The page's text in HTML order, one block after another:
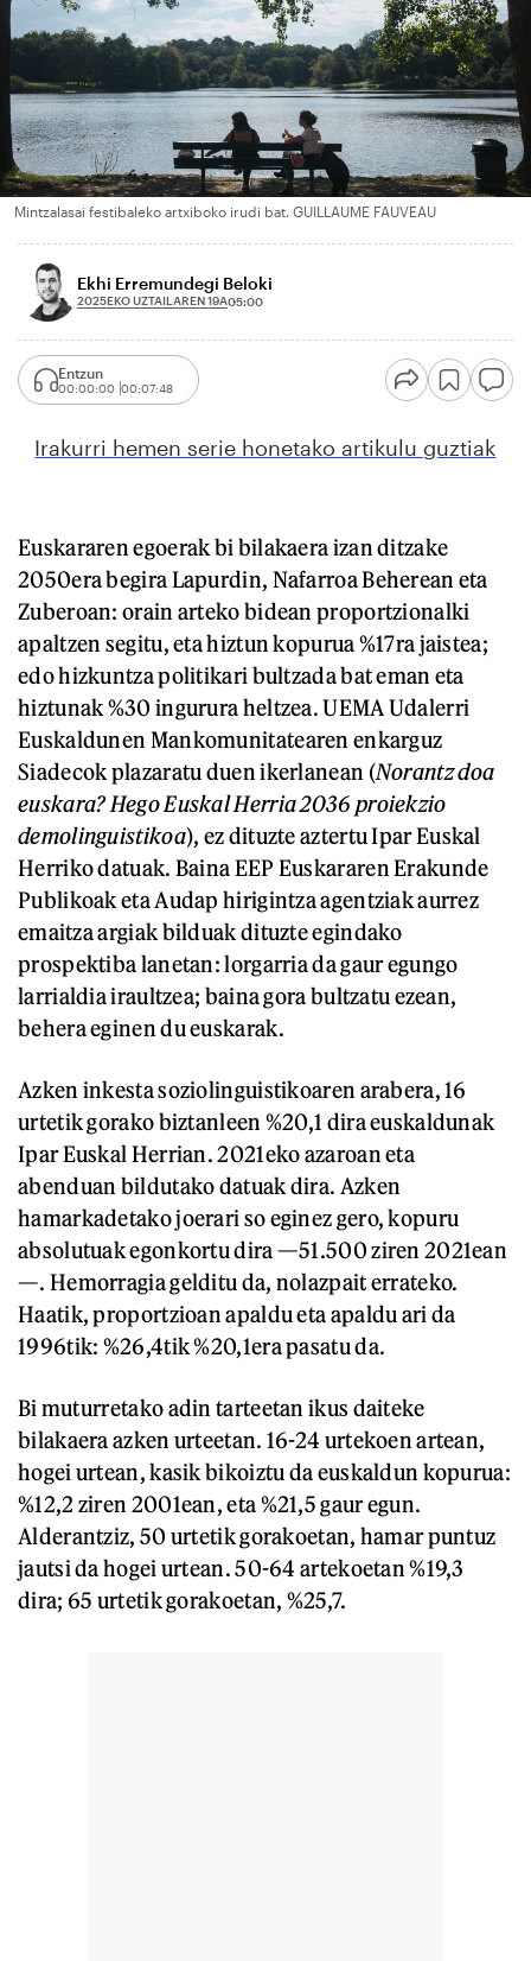
Mintzalasai festibaleko artxiboko irudi bat. GUILLAUME FAUVEAU
Ekhi Erremundegi Beloki
2025EKO UZTAILAREN 19A05:00
Entzun
00:00:00 00:07:48
Irakurri hemen serie honetako artikulu guztiak
Euskararen egoerak bi bilakaera izan ditzake
2050era begira Lapurdin, Nafarroa Beherean eta
Zuberoan: orain arteko bidean proportzionalki
apaltzen segitu, eta hiztun kopurua %17ra jaistea;
edo hizkuntza politikari bultzada bat eman eta
hiztunak %30 ingurura heltzea. UEMA Udalerri
Euskaldunen Mankomunitatearen enkarguz
Siadecok plazaratu duen ikerlanean (Norantz doa
euskara? Hego Euskal Herria 2036 proiekzio
demolinguistikoa), ez dituzte aztertu Ipar Euskal
Herriko datuak. Baina EEP Euskararen Erakunde
Publikoak eta Audap hirigintza agentziak aurrez
emaitza argiak bilduak dituzte egindako
prospektiba lanetan: lorgarria da gaur egungo
larrialdia iraultzea; baina gora bultzatu ezean,
behera eginen du euskarak.
Azken inkesta soziolinguistikoaren arabera, 16
urtetik gorako biztanleen %20,1 dira euskaldunak
Ipar Euskal Herrian. 2021eko azaroan eta
abenduan bildutako datuak dira. Azken
hamarkadetako joerari so eginez gero, kopuru
absolutuak egonkortu dira —51.500 ziren 2021ean
—. Hemorragia gelditu da, nolazpait errateko.
Haatik, proportzioan apaldu eta apaldu ari da
1996tik: %26,4tik %20,1era pasatu da.
Bi muturretako adin tarteetan ikus daiteke
bilakaera azken urteetan. 16-24 urtekoen artean,
hogei urtean, kasik bikoiztu da euskaldun kopurua:
%12,2 ziren 2001ean, eta %21,5 gaur egun.
Alderantziz, 50 urtetik gorakoetan, hamar puntuz
jautsi da hogei urtean. 50-64 artekoetan %19,3
dira; 65 urtetik gorakoetan, %25,7.